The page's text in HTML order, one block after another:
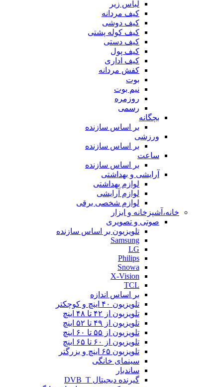
لباس زیر
کیف مردانه
کیف دوشی
کیف کوله پشتی
کیف دستی
کیف پول
کیف اداری
کفش مردانه
بوت
نیم بوت
روزمره
رسمی
بچگانه
بر اساس سازنده
ورزشی
بر اساس سازنده
ساعت
بر اساس سازنده
آرایشی و بهداشتی
لوازم بهداشتی
لوازم آرایشی
لوازم شخصی برقی
خانه،آشپزخانه و ابزار
صوتی و تصویری
تلویزیون بر اساس سازنده
Samsung
LG
Philips
Snowa
X-Vision
TCL
بر اساس اندازه
تلویزیون ۴۰ اینچ و کوچکتر
تلویزیون از ۴۲ تا ۴۸ اینچ
تلویزیون از ۴۹ تا ۵۲ اینچ
تلویزیون از ۵۵ تا ۶۰ اینچ
تلویزیون از ۶۰ تا ۶۵ اینچ
تلویزیون ۶۵ اینچ و بزرگتر
سینمای خانگی
ساندبار
گیرنده دیجیتال DVB_T